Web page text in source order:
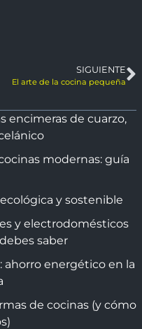
SIGUIENTE
El arte de la cocina pequeña
encimeras de cuarzo,
modernas: guía
y sostenible
y electrodomésticos
saber
energético en la
de cocinas (y cómo